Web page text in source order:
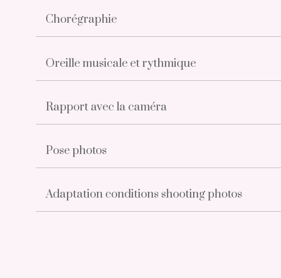
Chorégraphie
Oreille musicale et rythmique
Rapport avec la caméra
Pose photos
Adaptation conditions shooting photos